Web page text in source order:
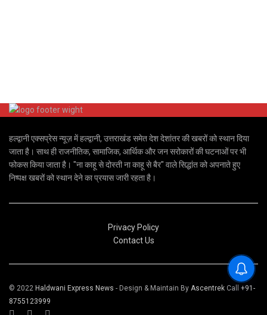
हल्द्वानी एक्सप्रेस न्यूज़ में हल्द्वानी, उत्तराखंड समेत देश देशांतर की खबरों को स्थान दिया
जाता है। साथ ही राजनीतिक, सामाजिक, आर्थिक और जन सरोकारों की घटनाओं पर भी
फोकस किया जाता है। "ना काहू से दोस्ती ना काहू से बैर" वाले सिद्धांत को अपनाते हुए
निष्पक्ष खबरों को स्थान देने का प्रयास जारी रहता है।
Privacy Policy
Contact Us
© 2022 Haldwani Express News - Design & Maintain By Ascentrek Call +91-
8755123999